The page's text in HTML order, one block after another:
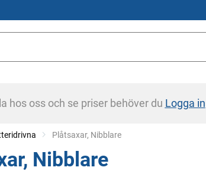
hos oss och se priser behöver du Logga in
Current:
Plåtsaxar, Nibblare
Nibblare